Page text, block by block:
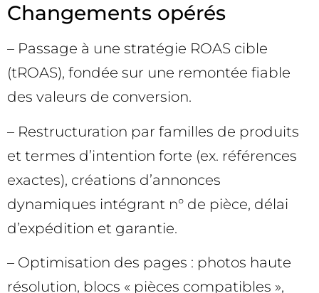
Changements opérés
– Passage à une stratégie ROAS cible
(tROAS), fondée sur une remontée fiable
des valeurs de conversion.
– Restructuration par familles de produits
et termes d’intention forte (ex. références
exactes), créations d’annonces
dynamiques intégrant n° de pièce, délai
d’expédition et garantie.
– Optimisation des pages : photos haute
résolution, blocs « pièces compatibles »,